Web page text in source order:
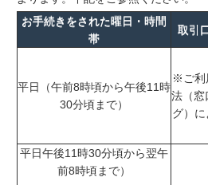
お手続きをされた曜日・時間
帯
取引
平日（午前8時頃から午後11時
30分頃まで）
※ご利
法（窓
グ）
平日午後11時30分頃から翌午
前8時頃まで）